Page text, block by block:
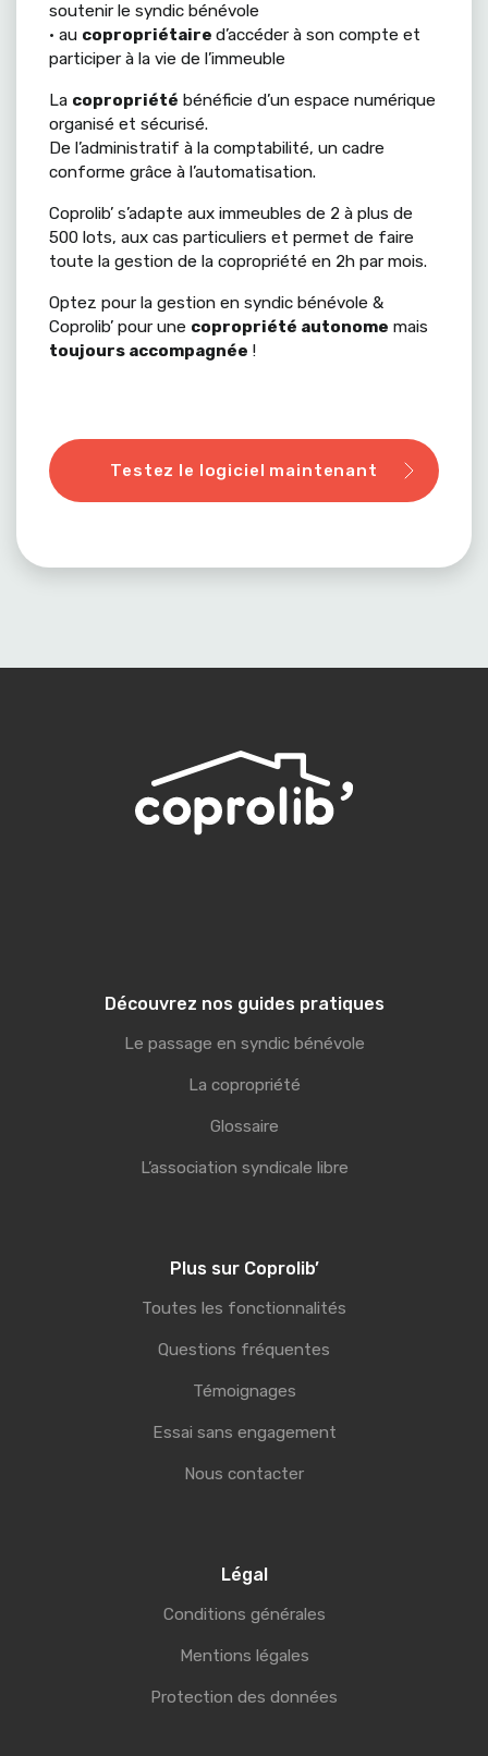
soutenir le syndic bénévole
• au copropriétaired’accéder à son compte et
participer à la vie de l’immeuble
La copropriété bénéficie d’un espace numérique
organisé et sécurisé.
De l’administratif à la comptabilité, un cadre
conforme grâce à l’automatisation.
Coprolib’ s’adapte aux immeubles de 2 à plus de
500 lots, aux cas particuliers et permet de faire
toute la gestion de la copropriété en 2h par mois.
Optez pour la gestion en syndic bénévole &
Coprolib’ pour une copropriété autonome mais
toujours accompagnée !
Testez le logiciel maintenant
Découvrez nos guides pratiques
Le passage en syndic bénévole
La copropriété
Glossaire
L’association syndicale libre
Plus sur Coprolib’
Toutes les fonctionnalités
Questions fréquentes
Témoignages
Essai sans engagement
Nous contacter
Légal
Conditions générales
Mentions légales
Protection des données